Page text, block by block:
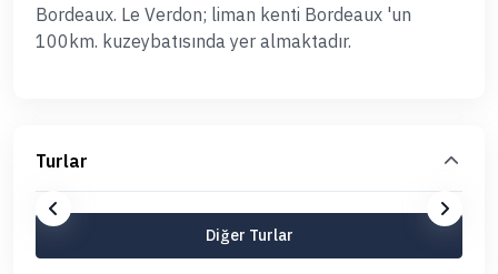
Bordeaux. Le Verdon; liman kenti Bordeaux 'un
100km. kuzeybatısında yer almaktadır.
Turlar
Diğer Turlar